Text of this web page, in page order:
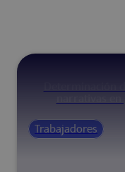
Trabajadores